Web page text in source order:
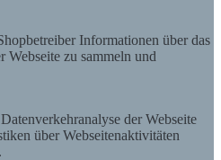
Informationen über das
zu sammeln und
der Webseite
über Webseitenaktivitäten